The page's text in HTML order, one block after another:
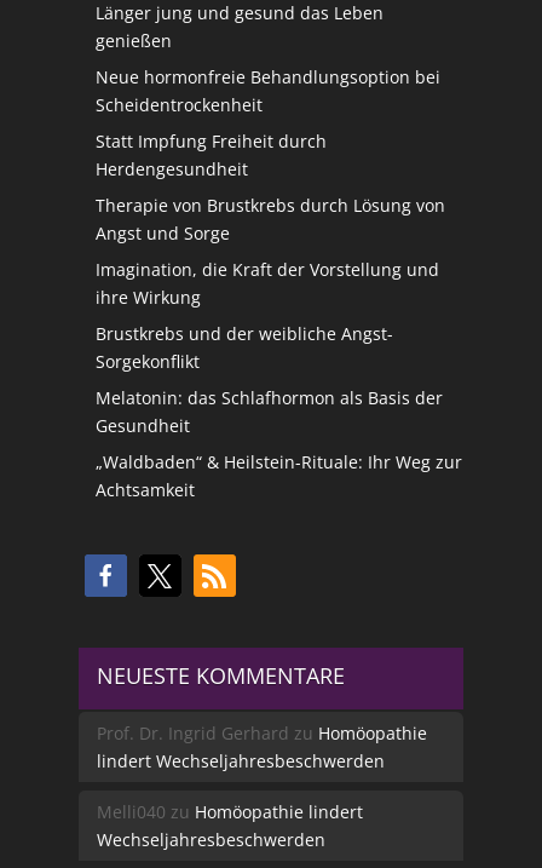
Länger jung und gesund das Leben
genießen
Neue hormonfreie Behandlungsoption bei
Scheidentrockenheit
Statt Impfung Freiheit durch
Herdengesundheit
Therapie von Brustkrebs durch Lösung von
Angst und Sorge
Imagination, die Kraft der Vorstellung und
ihre Wirkung
Brustkrebs und der weibliche Angst-
Sorgekonflikt
Melatonin: das Schlafhormon als Basis der
Gesundheit
„Waldbaden“ & Heilstein-Rituale: Ihr Weg zur
Achtsamkeit
NEUESTE KOMMENTARE
Prof. Dr. Ingrid Gerhard zu Homöopathie
lindert Wechseljahresbeschwerden
Melli040 zu Homöopathie lindert
Wechseljahresbeschwerden